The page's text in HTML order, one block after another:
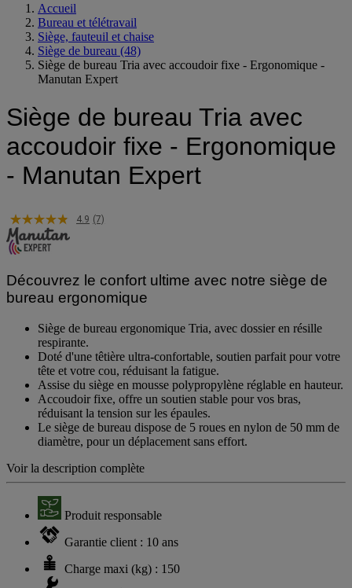
Accueil
Bureau et télétravail
Siège, fauteuil et chaise
Siège de bureau (48)
Siège de bureau Tria avec accoudoir fixe - Ergonomique -
Manutan Expert
Siège de bureau Tria avec
accoudoir fixe - Ergonomique
- Manutan Expert
4.9 (7)
Découvrez le confort ultime avec notre siège de
bureau ergonomique
Siège de bureau ergonomique Tria, avec dossier en résille
respirante.
Doté d'une têtière ultra-confortable, soutien parfait pour votre
tête et votre cou, réduisant la fatigue.
Assise du siège en mousse polypropylène réglable en hauteur.
Accoudoir fixe, offre un soutien stable pour vos bras,
réduisant la tension sur les épaules.
Le siège de bureau dispose de 5 roues en nylon de 50 mm de
diamètre, pour un déplacement sans effort.
Voir la description complète
Produit responsable
Garantie client : 10 ans
Charge maxi (kg) : 150